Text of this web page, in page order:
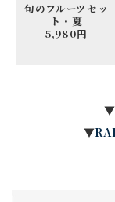
旬のフルーツセッ
ト・夏
5,980円
▼